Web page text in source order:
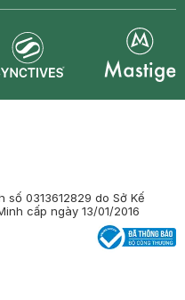
0313612829 do Sở Kế
cấp ngày 13/01/2016